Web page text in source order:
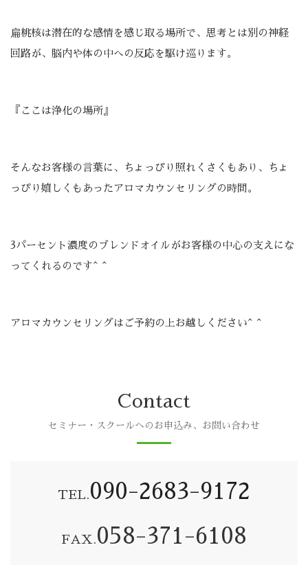
扁桃核は潜在的な感情を感じ取る場所で、思考とは別の神経
回路が、脳内や体の中への反応を駆け巡ります。
『ここは浄化の場所』
そんなお客様の言葉に、ちょっぴり照れくさくもあり、ちょ
っぴり嬉しくもあったアロマカウンセリングの時間。
3パーセント濃度のブレンドオイルがお客様の中心の支えにな
ってくれるのです^ ^
アロマカウンセリングはご予約の上お越しください^ ^
Contact
セミナー・スクールへのお申込み、お問い合わせ
TEL.090-2683-9172
FAX.058-371-6108